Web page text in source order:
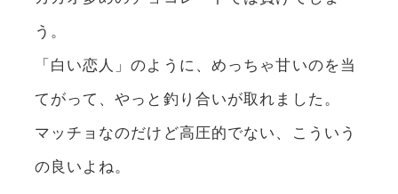
う。
「白い恋人」のように、めっちゃ甘いのを当
てがって、やっと釣り合いが取れました。
マッチョなのだけど高圧的でない、こういう
の良いよね。